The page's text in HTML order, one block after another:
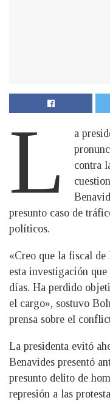
L
a
contra
presunto caso de
políticos.
«Creo que la fiscal de
esta investigación
días. Ha perdido
el cargo», sostuvo
prensa sobre el
La presidenta evitó
Benavides presentó
presunto delito de
represión a las